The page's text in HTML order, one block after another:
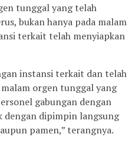
tunggal yang telah
bukan hanya pada malam
terkait telah menyiapkan
instansi terkait dan telah
orgen tunggal yang
gabungan dengan
dengan dipimpin langsung
pamen,” terangnya.